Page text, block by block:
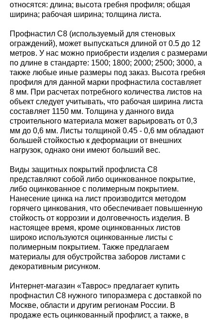
относятся: длина; высота гребня профиля; общая
ширина; рабочая ширина; толщина листа.
Профнастил С8 (используемый для стеновых
ограждений), может выпускаться длиной от 0.5 до 12
метров. У нас можно приобрести изделия с размерами
по длине в стандарте: 1500; 1800; 2000; 2500; 3000, а
также любые иные размеры под заказ. Высота гребня
профиля для данной марки профнастила составляет
8 мм. При расчетах потребного количества листов на
объект следует учитывать, что рабочая ширина листа
составляет 1150 мм. Толщина у данного вида
строительного материала может варьировать от 0,3
мм до 0,6 мм. Листы толщиной 0.45 - 0,6 мм обладают
большей стойкостью к деформации от внешних
нагрузок, однако они имеют больший вес.
Виды защитных покрытий профлиста С8
представляют собой либо оцинкованное покрытие,
либо оцинкованное с полимерным покрытием.
Нанесение цинка на лист производится методом
горячего цинкования, что обеспечивает повышенную
стойкость от коррозии и долговечность изделия. В
настоящее время, кроме оцинкованных листов
широко используются оцинкованные листы с
полимерным покрытием. Также предлагаем
материалы для обустройства заборов листами с
декоративным рисунком.
Интернет-магазин «Таврос» предлагает купить
профнастил С8 нужного типоразмера с доставкой по
Москве, области и другим регионам России. В
продаже есть оцинкованный профлист, а также, в